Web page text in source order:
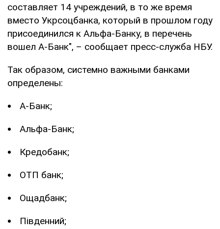
составляет 14 учреждений, в то же время
вместо Укрсоцбанка, который в прошлом году
присоединился к Альфа-Банку, в перечень
вошел А-Банк", – сообщает пресс-служба НБУ.
Так образом, системно важными банками
определены:
А-Банк;
Альфа-Банк;
Кредобанк;
ОТП банк;
Ощадбанк;
Південний;